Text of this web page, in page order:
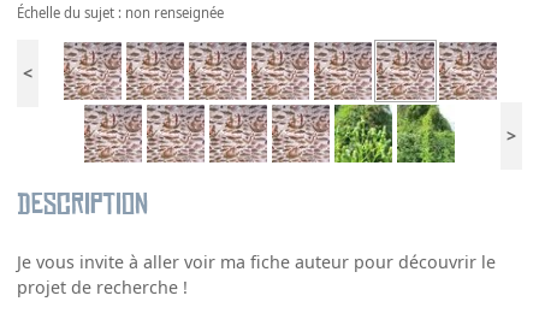
Échelle du sujet : non renseignée
<
>
Description
Je vous invite à aller voir ma fiche auteur pour découvrir le
projet de recherche !